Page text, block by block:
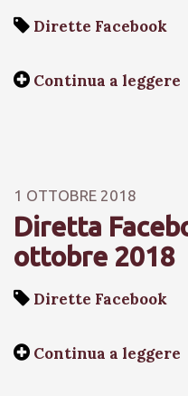
Dirette Facebook
Continua a leggere
1 OTTOBRE 2018
Diretta
ottobre 2018
Dirette Facebook
Continua a leggere